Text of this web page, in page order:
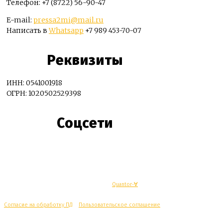
Телефон: +7 (8722) 56-90-47
E-mail: pressa2mi@mail.ru
Написать вWhatsapp +7 989 453-70-07
Реквизиты
ИНН: 0541001918
ОГРН: 1020502529398
Соцсети
Quantor-∀
Согласие на обработку ПД Пользовательское соглашение